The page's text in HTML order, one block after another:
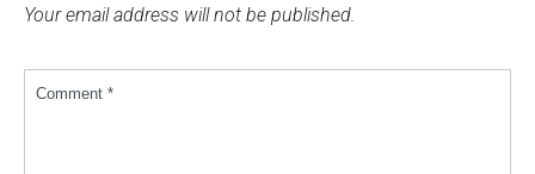
Your email address will not be published.
Comment *